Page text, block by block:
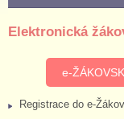
Elektronická
e-
Registrace do e-